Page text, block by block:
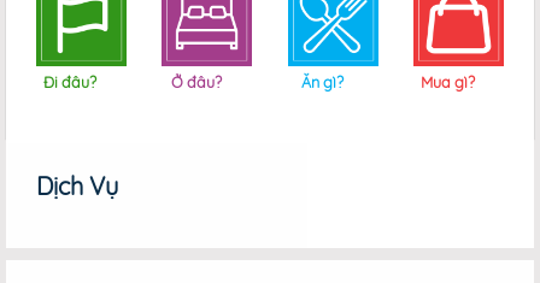
Đi đâu? Ở đâu? Ăn gì? Mua gì?
Dịch Vụ